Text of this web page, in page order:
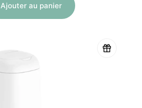
Ajouter au panier